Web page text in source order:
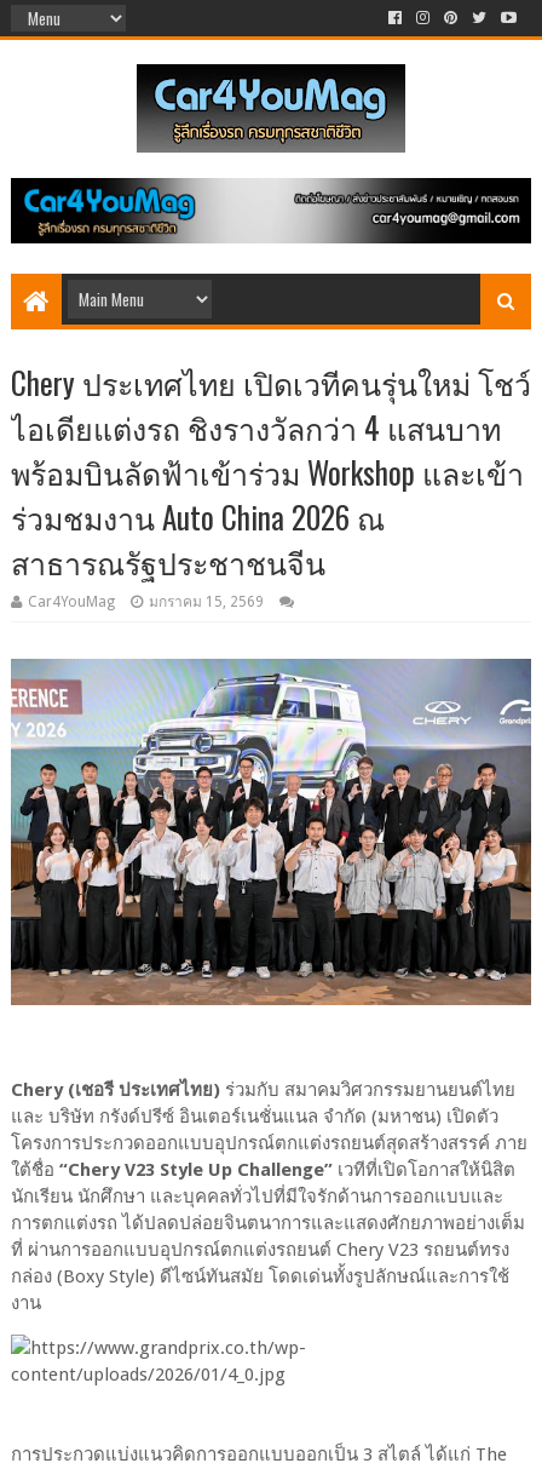
Chery ประเทศไทย เปิดเวทีคนรุ่นใหม่ โชว์
ไอเดียแต่งรถ ชิงรางวัลกว่า 4 แสนบาท
พร้อมบินลัดฟ้าเข้าร่วม Workshop และเข้า
ร่วมชมงาน Auto China 2026 ณ
สาธารณรัฐประชาชนจีน
Car4YouMag มกราคม 15, 2569
Chery (เชอรี ประเทศไทย)ร่วมกับ สมาคมวิศวกรรมยานยนต์ไทย
และ บริษัท กรังด์ปรีซ์ อินเตอร์เนชั่นแนล จำกัด (มหาชน) เปิดตัว
โครงการประกวดออกแบบอุปกรณ์ตกแต่งรถยนต์สุดสร้างสรรค์ ภาย
ใต้ชื่อ “Chery V23 Style Up Challenge”เวทีที่เปิดโอกาสให้นิสิต
นักเรียน นักศึกษา และบุคคลทั่วไปที่มีใจรักด้านการออกแบบและ
การตกแต่งรถ ได้ปลดปล่อยจินตนาการและแสดงศักยภาพอย่างเต็ม
ที่ ผ่านการออกแบบอุปกรณ์ตกแต่งรถยนต์ Chery V23 รถยนต์ทรง
กล่อง (Boxy Style) ดีไซน์ทันสมัย โดดเด่นทั้งรูปลักษณ์และการใช้
งาน
การประกวดแบ่งแนวคิดการออกแบบออกเป็น 3 สไตล์ ได้แก่ The